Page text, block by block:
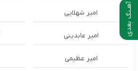
آهـنگ بعدی امیر شهلایی
امیر عابدینی
امیر عظیمی